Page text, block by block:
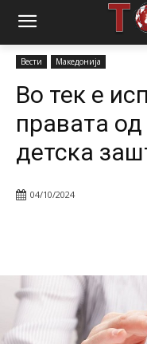
Почетна
Во тек
Вести Македонија
Во тек е
правата од
детска
04/10/2024